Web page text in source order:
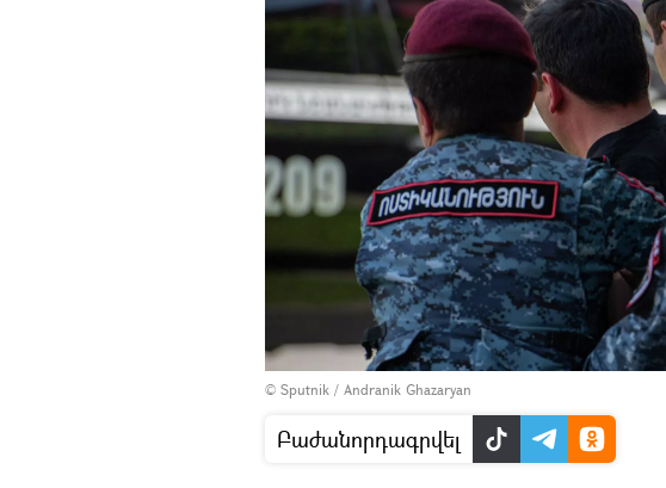
© Sputnik / Andranik Ghazaryan
Բաժանորդագրվել